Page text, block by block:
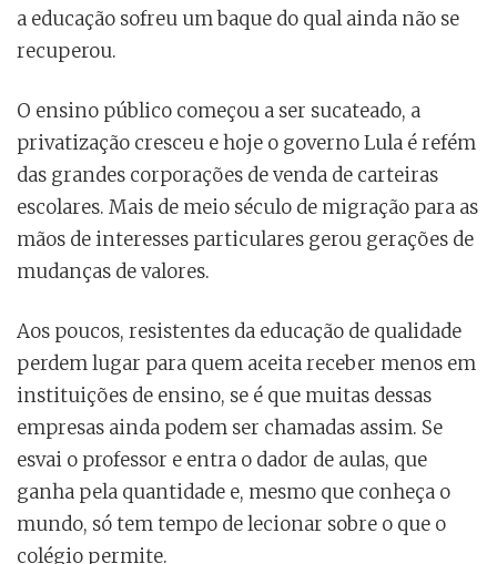
a educação sofreu um baque do qual ainda não se
recuperou.
O ensino público começou a ser sucateado, a
privatização cresceu e hoje o governo Lula é refém
das grandes corporações de venda de carteiras
escolares. Mais de meio século de migração para as
mãos de interesses particulares gerou gerações de
mudanças de valores.
Aos poucos, resistentes da educação de qualidade
perdem lugar para quem aceita receber menos em
instituições de ensino, se é que muitas dessas
empresas ainda podem ser chamadas assim. Se
esvai o professor e entra o dador de aulas, que
ganha pela quantidade e, mesmo que conheça o
mundo, só tem tempo de lecionar sobre o que o
colégio permite.